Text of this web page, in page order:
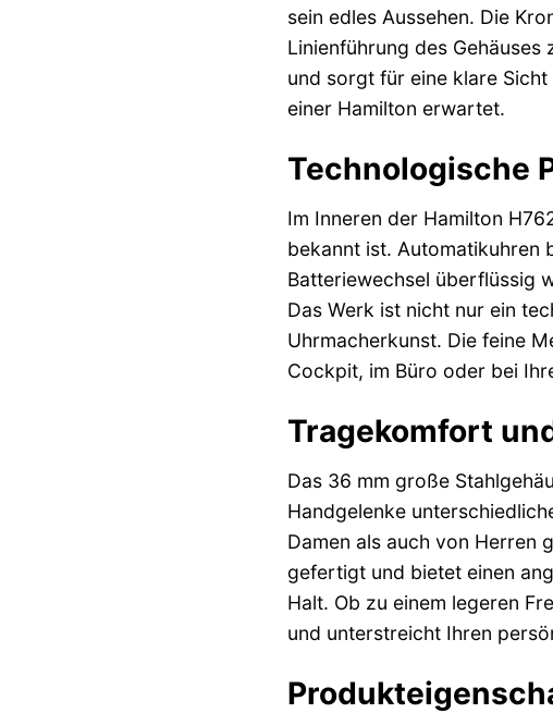
sein edles Aussehen. Die
Linienführung des
und sorgt für eine klare
einer Hamilton erwartet.
Technologische
Im Inneren der Hamilton
bekannt ist. Automatikuhren
Batteriewechsel überflüssig
Das Werk ist nicht nur ein
Uhrmacherkunst. Die feine
Cockpit, im Büro oder bei
Tragekomfort
Das 36 mm große
Handgelenke
Damen als auch von Herren
gefertigt und bietet einen
Halt. Ob zu einem legeren
und unterstreicht Ihren